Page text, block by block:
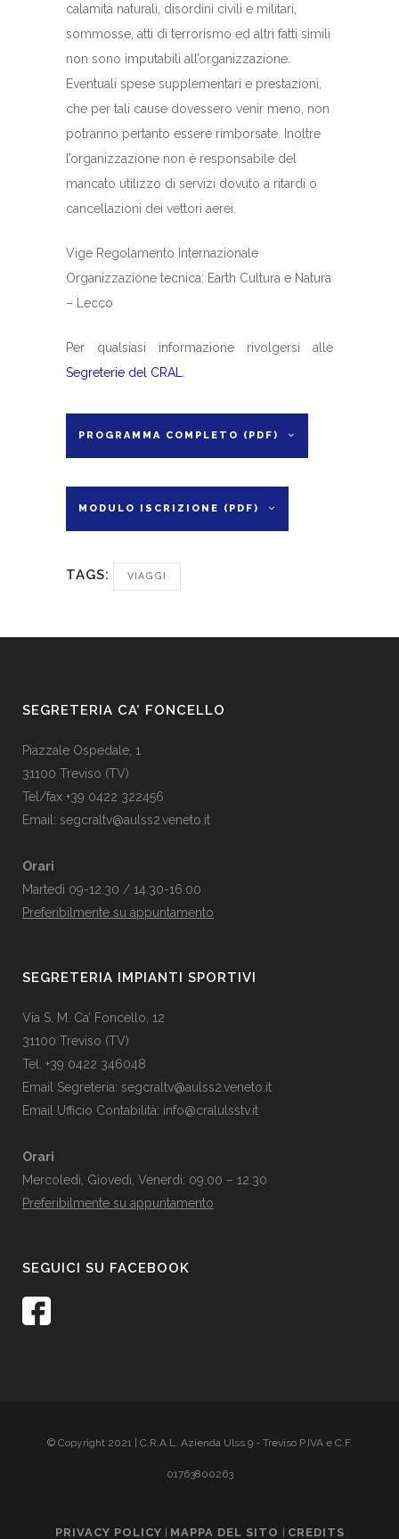
calamità naturali, disordini civili e militari,
sommosse, atti di terrorismo ed altri fatti simili
non sono imputabili all’organizzazione.
Eventuali spese supplementari e prestazioni,
che per tali cause dovessero venir meno, non
potranno pertanto essere rimborsate. Inoltre
l’organizzazione non è responsabile del
mancato utilizzo di servizi dovuto a ritardi o
cancellazioni dei vettori aerei.
Vige Regolamento Internazionale
Organizzazione tecnica: Earth Cultura e Natura
– Lecco
Per qualsiasi informazione rivolgersi alle
Segreterie del CRAL
PROGRAMMA COMPLETO (PDF)
MODULO ISCRIZIONE (PDF)
TAGS: VIAGGI
SEGRETERIA CA’ FONCELLO
Piazzale Ospedale, 1
31100 Treviso (TV)
Tel/fax +39 0422 322456
Email: segcraltv@aulss2.veneto.it
Orari
Martedì 09-12.30 / 14.30-16.00
Preferibilmente su appuntamento
SEGRETERIA IMPIANTI SPORTIVI
Via S. M. Ca’ Foncello, 12
31100 Treviso (TV)
Tel. +39 0422 346048
Email Segreteria: segcraltv@aulss2.veneto.it
Email Ufficio Contabilità: info@cralulsstv.it
Orari
Mercoledì, Giovedì, Venerdì: 09.00 – 12.30
Preferibilmente su appuntamento
SEGUICI SU FACEBOOK
© Copyright 2021 | C.R.A.L. Azienda Ulss 9 - Treviso P.IVA e C.F.
01763800263
PRIVACY POLICY MAPPA DEL SITO CREDITS